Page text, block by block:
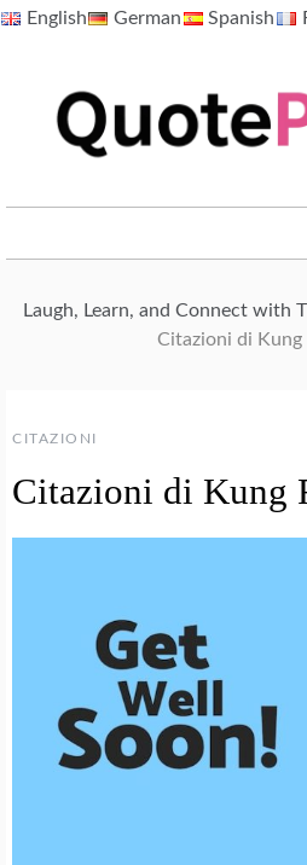
SkipEnglish German Spanish
Laugh, Learn, and Connect with
Citazioni di Kung
CITAZIONI
Citazioni di Kung